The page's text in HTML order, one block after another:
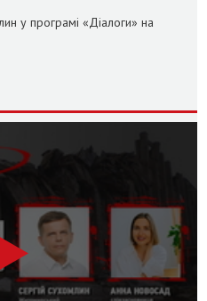
у програмі «Діалоги» на